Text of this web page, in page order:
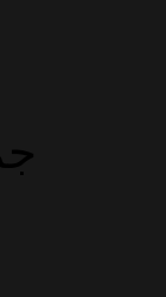
جمعه